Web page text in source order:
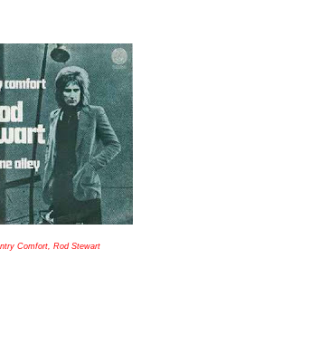
Comfort, Rod Stewart